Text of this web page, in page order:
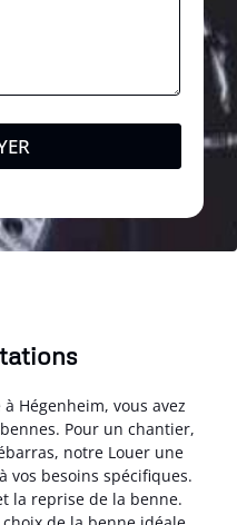
Hégenheim, vous avez
Pour un chantier,
notre Louer une
vos besoins spécifiques.
la reprise de la benne.